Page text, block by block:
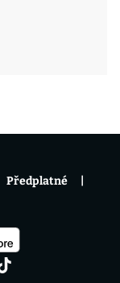
Předplatné